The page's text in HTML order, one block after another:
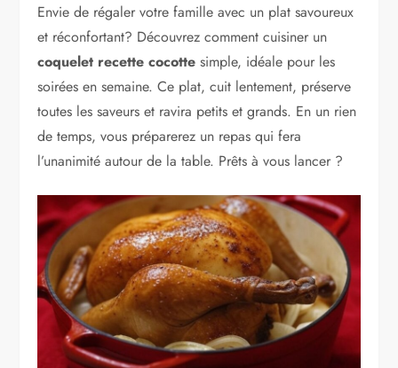
Envie de régaler votre famille avec un plat savoureux
et réconfortant? Découvrez comment cuisiner un
coquelet recette cocotte simple, idéale pour les
soirées en semaine. Ce plat, cuit lentement, préserve
toutes les saveurs et ravira petits et grands. En un rien
de temps, vous préparerez un repas qui fera
l’unanimité autour de la table. Prêts à vous lancer ?